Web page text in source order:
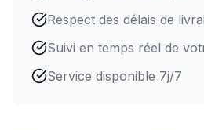
Respect des délais de
Suivi en temps réel de
Service disponible 7j/7